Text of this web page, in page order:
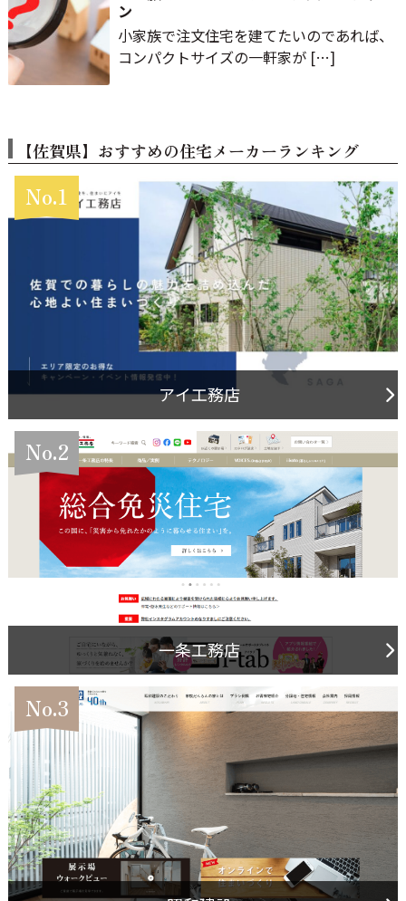
ン
小家族で注文住宅を建てたいのであれば、
コンパクトサイズの一軒家が […]
【佐賀県】おすすめの住宅メーカーランキング
アイ工務店
No.1
一条工務店
No.2
No.3